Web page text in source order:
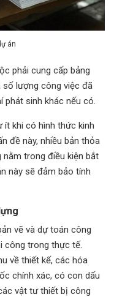
án
phải cung cấp bảng
số lượng công việc đã
phát sinh khác nếu có.
ít khi có hình thức kinh
đề này, nhiều bản thỏa
nằm trong điều kiện bắt
này sẽ đảm bảo tính
vẽ và dự toán công
công trong thực tế.
về thiết kế, các hóa
chính xác, có con dấu
vật tư thiết bị công